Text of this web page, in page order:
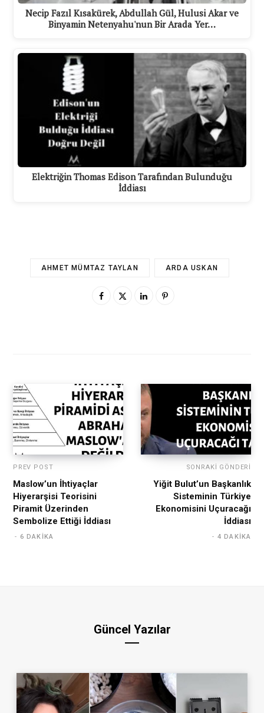
Necip Fazıl Kısakürek, Abdullah Gül, Hulusi Akar ve
Binyamin Netenyahu'nun Bir Arada Yer…
Elektriğin Thomas Edison Tarafından Bulunduğu
İddiası
AHMET MÜMTAZ TAYLAN ARDA USKAN
PREV POST
Maslow’un İhtiyaçlar
Hiyerarşisi Teorisini
Piramit Üzerinden
Sembolize Ettiği İddiası
6 DAKIKA
SONRAKI GÖNDERI
Yiğit Bulut’un Başkanlık
Sisteminin Türkiye
Ekonomisini Uçuracağı
İddiası
4 DAKIKA
Güncel Yazılar